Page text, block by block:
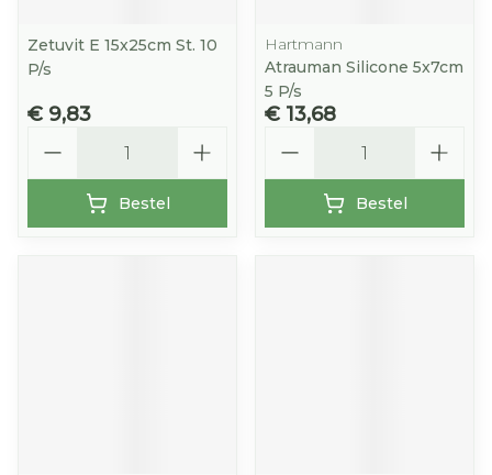
Zetuvit E 15x25cm St. 10
P/s
€ 9,83
Bestel
Hartmann
Atrauman Silicone 5x7cm
5 P/s
€ 13,68
Bestel